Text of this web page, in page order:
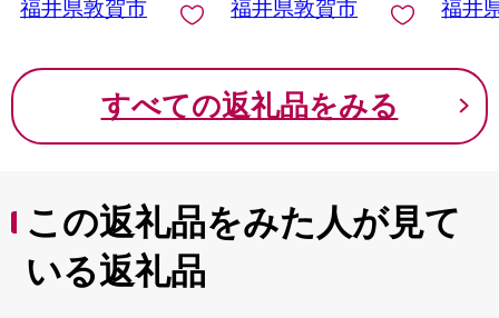
付係 宛
福井県敦賀市 福井県敦賀市 福井
すべての返礼品をみる
この返礼品をみた人が見て
いる返礼品